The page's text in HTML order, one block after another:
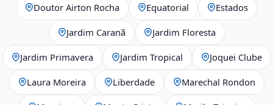
Doutor Airton Rocha Equatorial Estados
Jardim Caranã Jardim Floresta
Jardim Primavera Jardim Tropical Joquei Clube
Laura Moreira Liberdade Marechal Rondon